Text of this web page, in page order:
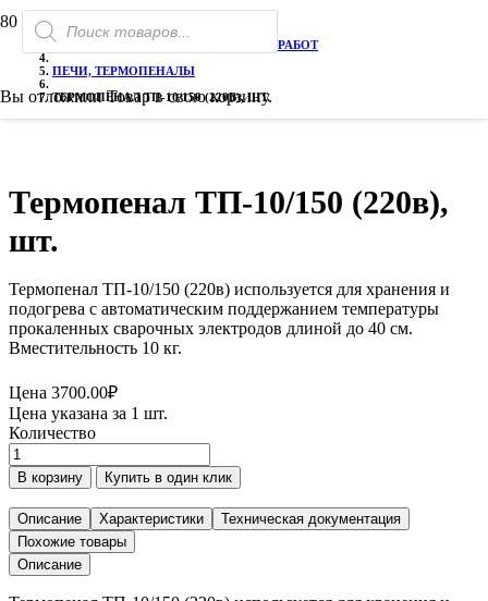
Поиск
товаров
Вы отложилиТоварв свою корзину.
ТОВАРЫ ДЛЯ ЭЛЕКТРОСВАРОЧНЫХ РАБОТ
ПЕЧИ, ТЕРМОПЕНАЛЫ
ТЕРМОПЕНАЛ ТП-10/150 (220В), ШТ.
Термопенал ТП-10/150 (220в),
шт.
Термопенал ТП-10/150 (220в) используется для хранения и
подогрева с автоматическим поддержанием температуры
прокаленных сварочных электродов длиной до 40 см.
Вместительность 10 кг.
Цена 3700.00₽
Цена указана за 1 шт.
Количество
Количество
товара
Термопенал
ТП-10/150
(220в),
шт.
В корзину Купить в один клик
Описание Характеристики
Техническая документация
Похожие товары
Описание